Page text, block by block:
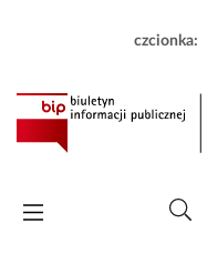
czcionka: